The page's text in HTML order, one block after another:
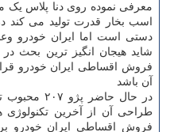
اسب بخار قدرت تولید می کند
دستی است اما ایران خودرو
شاید هیجان انگیز ترین بحث
فروش اقساطی ایران خودرو
آن باشد
در حال
طراحی آن از آخرین تکنولوژی